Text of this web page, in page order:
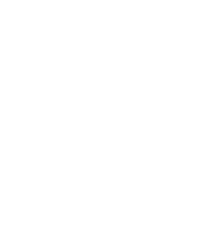
che passa ai piedi di una
uniche nel loro genere,
esempio di architettura